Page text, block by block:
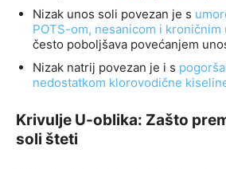
Nizak unos soli povezan je s
POTS-om, nesanicom i kroničnim
često poboljšava povećanjem
Nizak natrij povezan je i s
nedostatkom klorovodične
Krivulje U-oblika: Zašto
soli šteti